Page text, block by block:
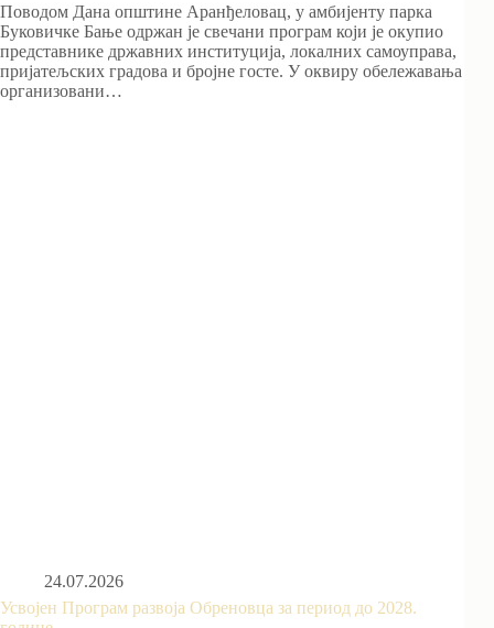
Поводом Дана општине Аранђеловац, у амбијенту парка
Буковичке Бање одржан је свечани програм који је окупио
представнике државних институција, локалних самоуправа,
пријатељских градова и бројне госте. У оквиру обележавања
организовани…
24.07.2026
Усвојен Програм развоја Обреновца за период до 2028.